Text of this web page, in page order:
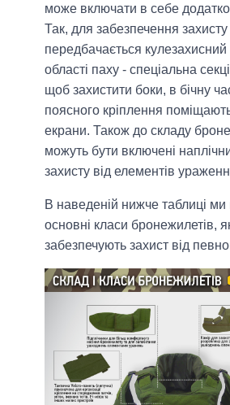
може включати в себе
Так, для забезпечення
передбачається кулезахисний
області паху - спеціальна
щоб захистити боки, в бічну
поясного кріплення
екрани. Також до складу
можуть бути включені
захисту від елементів
В наведеній нижче таблиці
основні класи бронежилетів,
забезпечують захист від